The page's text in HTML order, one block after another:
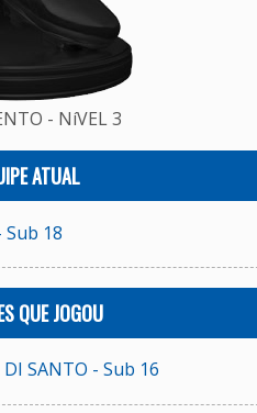
- NíVEL 3
ATUAL
Sub 18
QUE JOGOU
DI SANTO - Sub 16